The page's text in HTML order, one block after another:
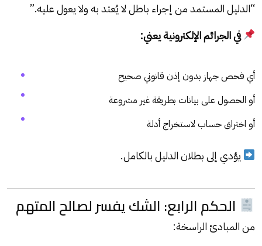
“الدليل المستمد من إجراء باطل لا يُعتد به ولا يعول عليه.”
في الجرائم الإلكترونية يعني:
أي فحص جهاز بدون إذن قانوني صحيح
أو الحصول على بيانات بطريقة غير مشروعة
أو اختراق حساب لاستخراج أدلة
يؤدي إلى بطلان الدليل بالكامل.
الحكم الرابع: الشك يفسر لصالح المتهم
من المبادئ الراسخة: